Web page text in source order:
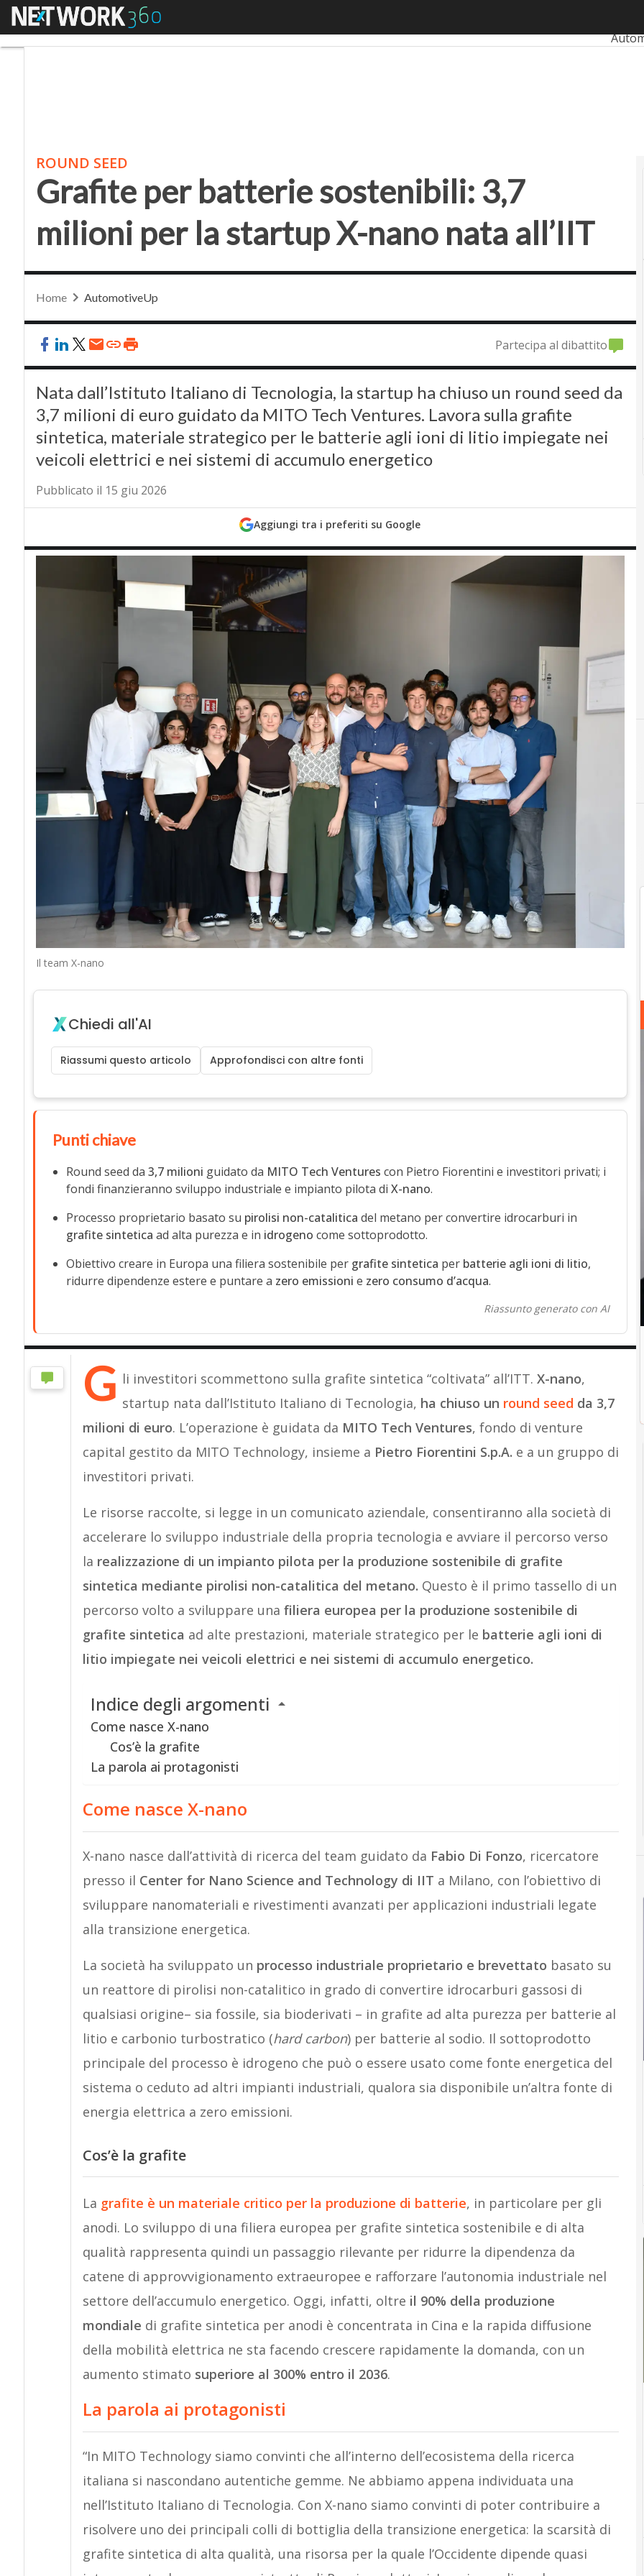
Menu
ROUND SEED
Grafite per batterie sostenibili: 3,7
milioni per la startup X-nano nata all’IIT
Home AutomotiveUp
Partecipa al dibattito
Nata dall’Istituto Italiano di Tecnologia, la startup ha chiuso un round seed da
3,7 milioni di euro guidato da MITO Tech Ventures. Lavora sulla grafite
sintetica, materiale strategico per le batterie agli ioni di litio impiegate nei
veicoli elettrici e nei sistemi di accumulo energetico
Pubblicato il 15 giu 2026
Aggiungi tra i preferiti su Google
Il team X-nano
Chiedi all'AI
Riassumi questo articolo Approfondisci con altre fonti
Punti chiave
Round seed da 3,7 milioni guidato da MITO Tech Ventures con Pietro Fiorentini e investitori privati; i
fondi finanzieranno sviluppo industriale e impianto pilota di X-nano.
Processo proprietario basato su pirolisi non-catalitica del metano per convertire idrocarburi in
grafite sintetica ad alta purezza e in idrogeno come sottoprodotto.
Obiettivo creare in Europa una filiera sostenibile per grafite sintetica per batterie agli ioni di litio,
ridurre dipendenze estere e puntare a zero emissioni e zero consumo d’acqua.
Riassunto generato con AI
G li investitori scommettono sulla grafite sintetica “coltivata” all’ITT. X-nano,
startup nata dall’Istituto Italiano di Tecnologia, ha chiuso un round seed da 3,7
milioni di euro. L’operazione è guidata da MITO Tech Ventures, fondo di venture
capital gestito da MITO Technology, insieme a Pietro Fiorentini S.p.A. e a un gruppo di
investitori privati.
Le risorse raccolte, si legge in un comunicato aziendale, consentiranno alla società di
accelerare lo sviluppo industriale della propria tecnologia e avviare il percorso verso
la realizzazione di un impianto pilota per la produzione sostenibile di grafite
sintetica mediante pirolisi non-catalitica del metano. Questo è il primo tassello di un
percorso volto a sviluppare una filiera europea per la produzione sostenibile di
grafite sintetica ad alte prestazioni, materiale strategico per le batterie agli ioni di
litio impiegate nei veicoli elettrici e nei sistemi di accumulo energetico.
Indice degli argomenti
Come nasce X-nano
Cos’è la grafite
La parola ai protagonisti
Come nasce X-nano
X-nano nasce dall’attività di ricerca del team guidato da Fabio Di Fonzo, ricercatore
presso il Center for Nano Science and Technology di IIT a Milano, con l’obiettivo di
sviluppare nanomateriali e rivestimenti avanzati per applicazioni industriali legate
alla transizione energetica.
La società ha sviluppato un processo industriale proprietario e brevettato basato su
un reattore di pirolisi non-catalitico in grado di convertire idrocarburi gassosi di
qualsiasi origine– sia fossile, sia bioderivati – in grafite ad alta purezza per batterie al
litio e carbonio turbostratico (hard carbon) per batterie al sodio. Il sottoprodotto
principale del processo è idrogeno che può o essere usato come fonte energetica del
sistema o ceduto ad altri impianti industriali, qualora sia disponibile un’altra fonte di
energia elettrica a zero emissioni.
Cos’è la grafite
La grafite è un materiale critico per la produzione di batterie, in particolare per gli
anodi. Lo sviluppo di una filiera europea per grafite sintetica sostenibile e di alta
qualità rappresenta quindi un passaggio rilevante per ridurre la dipendenza da
catene di approvvigionamento extraeuropee e rafforzare l’autonomia industriale nel
settore dell’accumulo energetico. Oggi, infatti, oltre il 90% della produzione
mondiale di grafite sintetica per anodi è concentrata in Cina e la rapida diffusione
della mobilità elettrica ne sta facendo crescere rapidamente la domanda, con un
aumento stimato superiore al 300% entro il 2036.
La parola ai protagonisti
“In MITO Technology siamo convinti che all’interno dell’ecosistema della ricerca
italiana si nascondano autentiche gemme. Ne abbiamo appena individuata una
nell’Istituto Italiano di Tecnologia. Con X-nano siamo convinti di poter contribuire a
risolvere uno dei principali colli di bottiglia della transizione energetica: la scarsità di
grafite sintetica di alta qualità, una risorsa per la quale l’Occidente dipende quasi